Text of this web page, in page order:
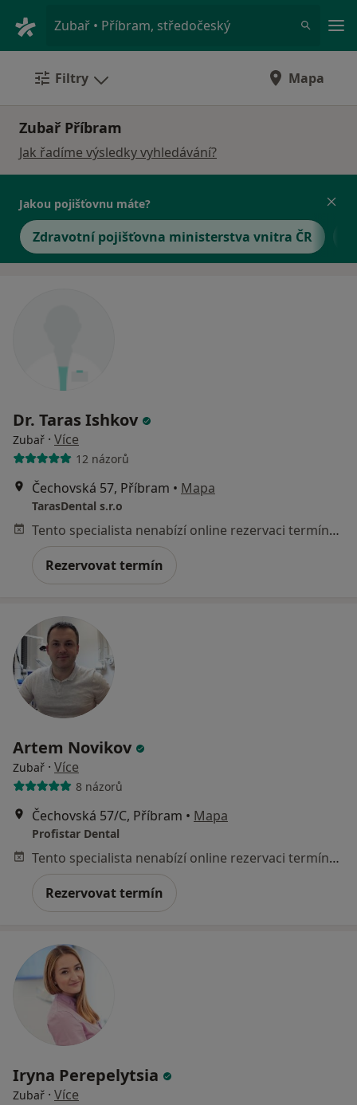
Zubař • Příbram, středočeský
Filtry Mapa
Zubař Příbram
Jak řadíme výsledky vyhledávání?
Jakou pojišťovnu máte?
Zdravotní pojišťovna ministerstva vnitra ČR
Dr. Taras Ishkov
Zubař · Více
12 názorů
Čechovská 57, Příbram • Mapa
TarasDental s.r.o
Tento specialista nenabízí online rezervaci termínu na této adrese.
Rezervovat termín
Artem Novikov
Zubař · Více
8 názorů
Čechovská 57/C, Příbram • Mapa
Profistar Dental
Tento specialista nenabízí online rezervaci termínu na této adrese.
Rezervovat termín
Iryna Perepelytsia
Zubař · Více